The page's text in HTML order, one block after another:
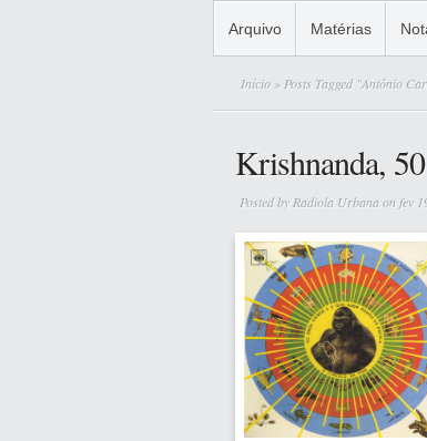
Arquivo Matérias
Início » Posts Tagged "Antônio
Krishnanda, 50
Posted by Radiola Urbanaon fev